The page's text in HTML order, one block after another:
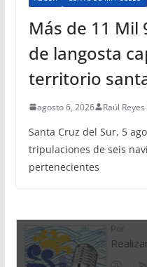
Más de 11 Mil
de langosta
territorio
agosto 6, 2026 Raúl
Santa Cruz del Sur, 5
tripulaciones de seis
pertenecientes